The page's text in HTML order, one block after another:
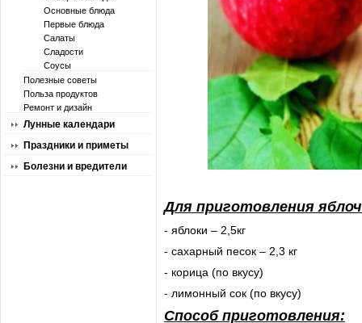
Основные блюда
Первые блюда
Салаты
Сладости
Соусы
Полезные советы
Польза продуктов
Ремонт и дизайн
Лунные календари
Праздники и приметы
Болезни и вредители
Для приготовления
- яблоки – 2,5кг
- сахарный песок – 2,3 кг
- корица (по вкусу)
- лимонный сок (по вкусу)
Способ приготовления: